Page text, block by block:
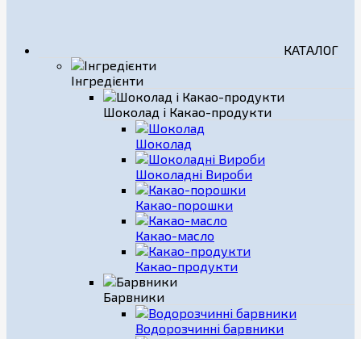
КАТАЛОГ
Інгредієнти
Шоколад і Какао-продукти
Шоколад
Шоколадні Вироби
Какао-порошки
Какао-масло
Какао-продукти
Барвники
Водорозчинні барвники